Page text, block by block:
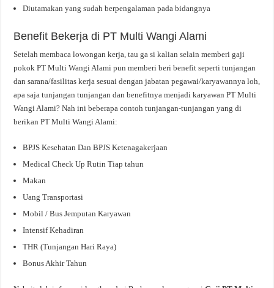
Diutamakan yang sudah berpengalaman pada bidangnya
Benefit Bekerja di PT Multi Wangi Alami
Setelah membaca lowongan kerja, tau ga si kalian selain memberi gaji
pokok PT Multi Wangi Alami pun memberi beri benefit seperti tunjangan
dan sarana/fasilitas kerja sesuai dengan jabatan pegawai/karyawannya loh,
apa saja tunjangan tunjangan dan benefitnya menjadi karyawan PT Multi
Wangi Alami? Nah ini beberapa contoh tunjangan-tunjangan yang di
berikan PT Multi Wangi Alami:
BPJS Kesehatan Dan BPJS Ketenagakerjaan
Medical Check Up Rutin Tiap tahun
Makan
Uang Transportasi
Mobil / Bus Jemputan Karyawan
Intensif Kehadiran
THR (Tunjangan Hari Raya)
Bonus Akhir Tahun